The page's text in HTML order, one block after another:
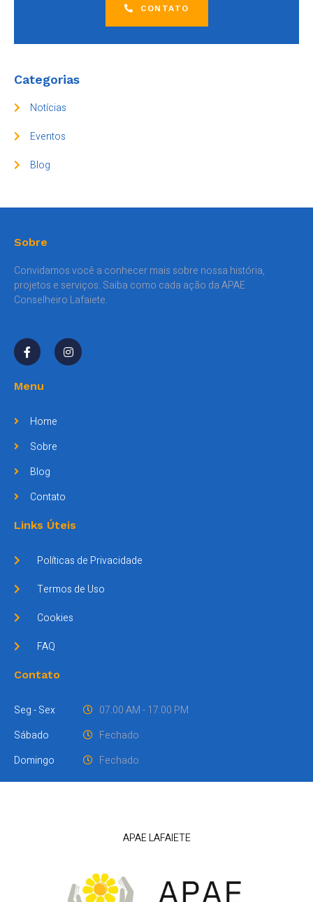
CONTATO
Categorias
Notícias
Eventos
Blog
Sobre
Convidamos você a conhecer mais sobre nossa história,
projetos e serviços. Saiba como cada ação da APAE
Conselheiro Lafaiete.
Menu
Home
Sobre
Blog
Contato
Links Úteis
Políticas de Privacidade
Termos de Uso
Cookies
FAQ
Contato
Seg - Sex
Sábado
Domingo
07.00 AM - 17.00 PM
Fechado
Fechado
APAE LAFAIETE